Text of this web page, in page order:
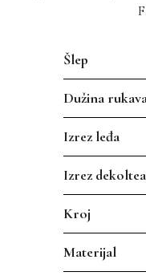
Šlep
Dužina
Izrez leđa
Izrez dekoltea
Kroj
Materijal